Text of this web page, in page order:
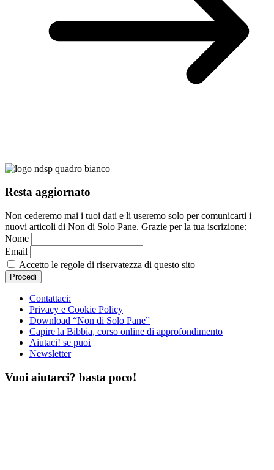
Resta aggiornato
Non cederemo mai i tuoi dati e li useremo solo per comunicarti i
nuovi articoli di Non di Solo Pane. Grazie per la tua iscrizione:
Nome
Email
Accetto le regole di riservatezza di questo sito
Contattaci:
Privacy e Cookie Policy
Download “Non di Solo Pane”
Capire la Bibbia, corso online di approfondimento
Aiutaci! se puoi
Newsletter
Vuoi aiutarci? basta poco!